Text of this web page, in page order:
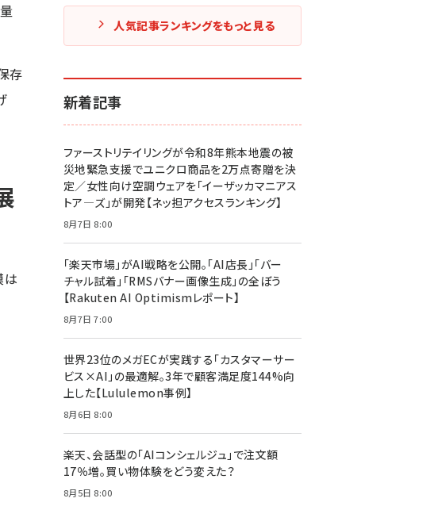
存
は
人気記事ランキングをもっと見る
新着記事
ファーストリテイリングが令和8年熊本地震の被
災地緊急支援でユニクロ商品を2万点寄贈を決
定／女性向け空調ウェアを「イーザッカマニアス
トア―ズ」が開発【ネッ担アクセスランキング】
8月7日 8:00
「楽天市場」がAI戦略を公開。「AI店長」「バー
チャル試着」「RMSバナー画像生成」の全ぼう
【Rakuten AI Optimismレポート】
8月7日 7:00
世界23位のメガECが実践する「カスタマーサー
ビス×AI」の最適解。3年で顧客満足度144%向
上した【Lululemon事例】
8月6日 8:00
楽天、会話型の「AIコンシェルジュ」で注文額
17％増。買い物体験をどう変えた？
8月5日 8:00